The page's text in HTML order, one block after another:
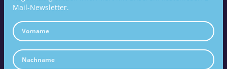
Mail-Newsletter.